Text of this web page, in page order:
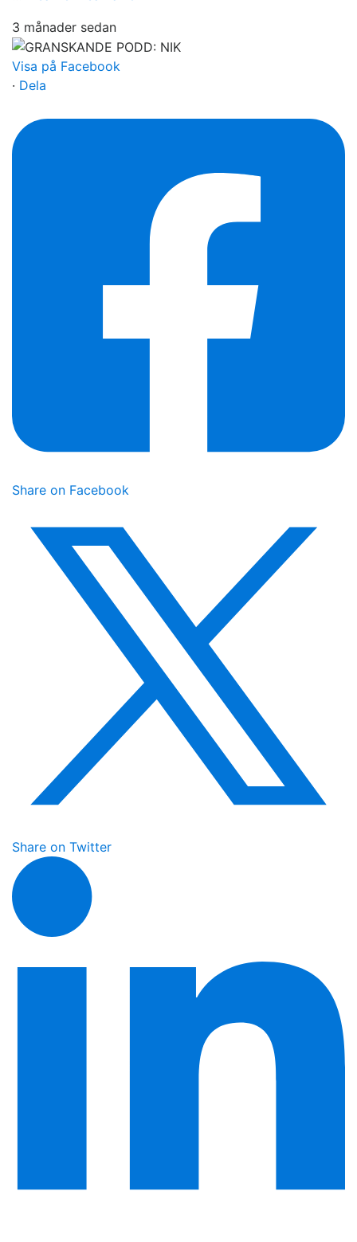
3 månader sedan
Visa på Facebook
· Dela
Share on Facebook
Share on Twitter